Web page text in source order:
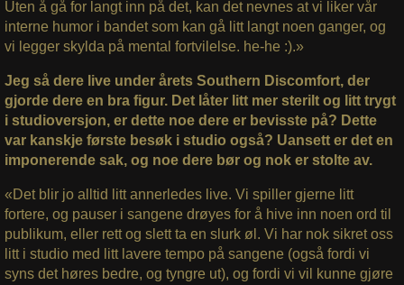
Uten å gå for langt inn på det, kan det nevnes at vi liker vår
interne humor i bandet som kan gå litt langt noen ganger, og
vi legger skylda på mental fortvilelse. he-he :).»
Jeg så dere live under årets Southern Discomfort, der
gjorde dere en bra figur. Det låter litt mer sterilt og litt trygt
i studioversjon, er dette noe dere er bevisste på? Dette
var kanskje første besøk i studio også? Uansett er det en
imponerende sak, og noe dere bør og nok er stolte av.
«Det blir jo alltid litt annerledes live. Vi spiller gjerne litt
fortere, og pauser i sangene drøyes for å hive inn noen ord til
publikum, eller rett og slett ta en slurk øl. Vi har nok sikret oss
litt i studio med litt lavere tempo på sangene (også fordi vi
syns det høres bedre, og tyngre ut), og fordi vi vil kunne gjøre